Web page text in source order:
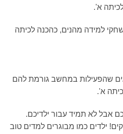
א'.
למידה מהנים, כהכנה לכיתה
שהפעילות במחשב גורמת להם
א'.
אבל לא תמיד עבור ילדיכם.
ילדים כמו מבוגרים למדים טוב